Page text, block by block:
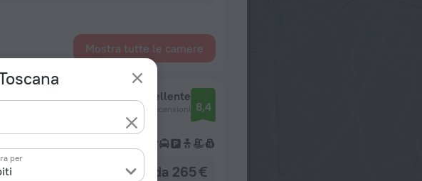
per
Mostra tutte le camere
Eccellente
1528 recensioni 8,4
da 265 €